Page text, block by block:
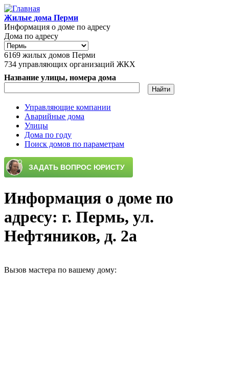
Перейти к основному содержанию
Жилые дома Перми
Информация о доме по адресу
Дома по адресу
6169 жилых домов Перми
734 управляющих организаций ЖКХ
Название улицы, номера дома
Главное меню
Управляющие компании
Аварийные дома
Улицы
Дома по году
Поиск домов по параметрам
Информация о доме по
адресу: г. Пермь, ул.
Нефтяников, д. 2а
Вызов мастера по вашему дому: